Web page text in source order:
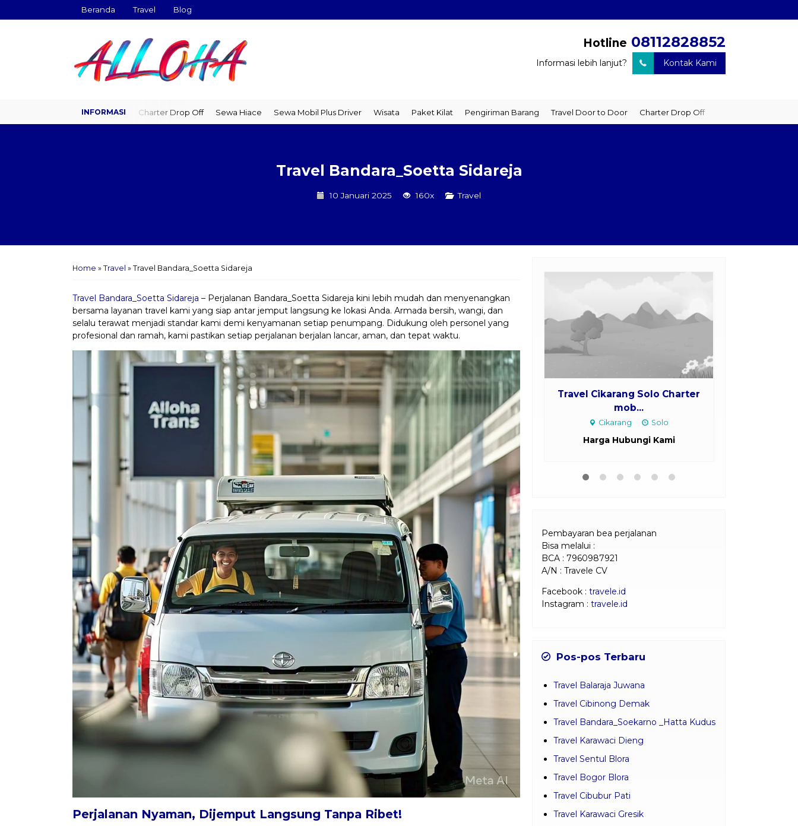
Beranda Travel Blog
Hotline 08112828852
Informasi lebih lanjut? Kontak Kami
Travel Door to Door Charter Drop Off Sewa Hiace Sewa Mobil Plus Driver Wisata Paket Kilat Pengiriman Barang Travel Door to Door Charter Drop Off Sewa Hiace
Travel Bandara_Soetta Sidareja
10 Januari 2025 160x Travel
Home » Travel » Travel Bandara_Soetta Sidareja
Travel Bandara_Soetta Sidareja – Perjalanan Bandara_Soetta Sidareja kini lebih mudah dan menyenangkan
bersama layanan travel kami yang siap antar jemput langsung ke lokasi Anda. Armada bersih, wangi, dan
selalu terawat menjadi standar kami demi kenyamanan setiap penumpang. Didukung oleh personel yang
profesional dan ramah, kami pastikan setiap perjalanan berjalan lancar, aman, dan tepat waktu.
Perjalanan Nyaman, Dijemput Langsung Tanpa Ribet!
Travel Cikarang Solo Charter
mob...
Cikarang Solo
Harga Hubungi Kami
Pembayaran bea perjalanan
Bisa melalui :
BCA : 7960987921
A/N : Travele CV
Facebook : travele.id
Instagram : travele.id
Pos-pos Terbaru
Travel Balaraja Juwana
Travel Cibinong Demak
Travel Bandara_Soekarno _Hatta Kudus
Travel Karawaci Dieng
Travel Sentul Blora
Travel Bogor Blora
Travel Cibubur Pati
Travel Karawaci Gresik